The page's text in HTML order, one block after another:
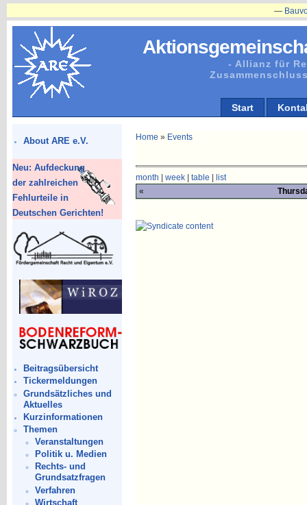
- Allianz für
Start
About ARE e.V.
Neu: Aufdeckung
der zahlreichen
Fehlurteile in
Deutschen Gerichten!
Beitragsübersicht
Tickermeldungen
Grundsätzliches und
Aktuelles
Kurzinformationen
Themen
Veranstaltungen
Politik u. Medien
Rechts- und
Grundsatzfragen
Verfahren
Wirtschaft
Home » Events
month week| table
list
«